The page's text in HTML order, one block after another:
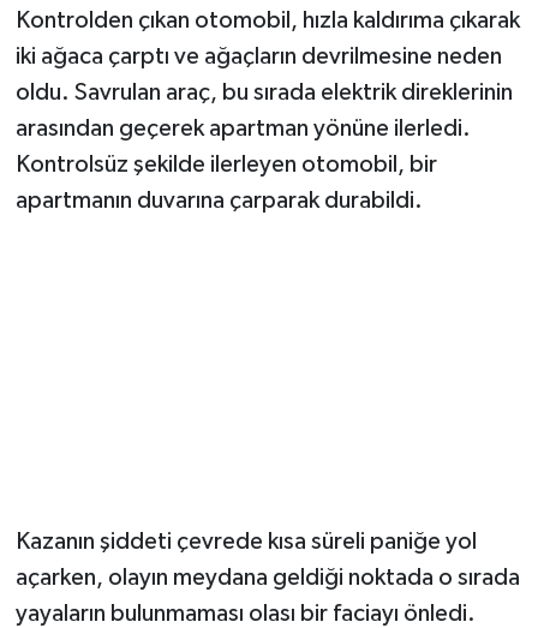
Kontrolden çıkan otomobil, hızla kaldırıma çıkarak
iki ağaca çarptı ve ağaçların devrilmesine neden
oldu. Savrulan araç, bu sırada elektrik direklerinin
arasından geçerek apartman yönüne ilerledi.
Kontrolsüz şekilde ilerleyen otomobil, bir
apartmanın duvarına çarparak durabildi.
Kazanın şiddeti çevrede kısa süreli paniğe yol
açarken, olayın meydana geldiği noktada o sırada
yayaların bulunmaması olası bir faciayı önledi.
Ulusal Haberler
Teknoloji Haberleri
Siyaset Haberleri